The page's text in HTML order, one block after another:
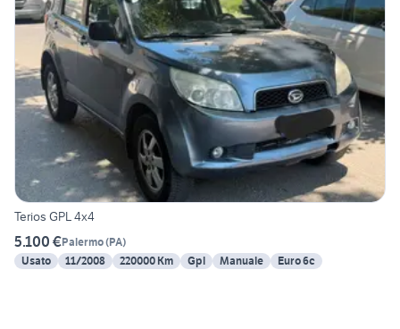
Terios GPL 4x4
5.100 €Palermo(PA)
Usato
11/2008 220000 Km Gpl Manuale Euro 6c